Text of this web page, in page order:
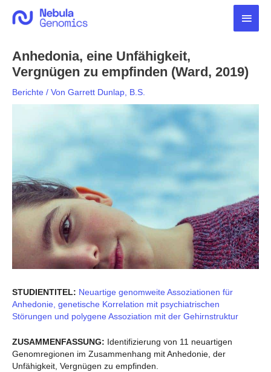
Inhalt
Anhedonia, eine Unfähigkeit,
Vergnügen zu empfinden (Ward, 2019)
Berichte / Von Garrett Dunlap, B.S.
STUDIENTITEL: Neuartige genomweite Assoziationen für
Anhedonie, genetische Korrelation mit psychiatrischen
Störungen und polygene Assoziation mit der Gehirnstruktur
ZUSAMMENFASSUNG: Identifizierung von 11 neuartigen
Genomregionen im Zusammenhang mit Anhedonie, der
Unfähigkeit, Vergnügen zu empfinden.